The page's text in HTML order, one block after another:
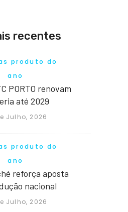
recentes
produto do
ano
PORTO renovam
até 2029
Julho, 2026
produto do
ano
reforça aposta
nacional
Julho, 2026